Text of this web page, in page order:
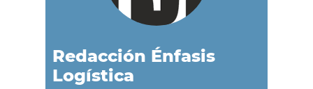
Redacción Énfasis
Logística